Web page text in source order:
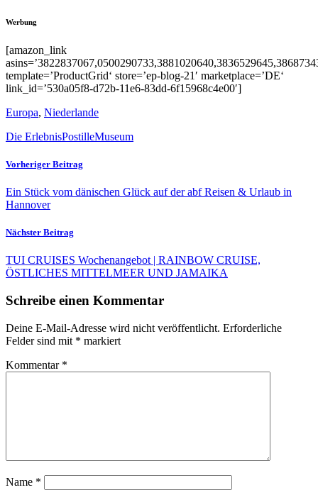
Werbung
[amazon_link
template=’ProductGrid‘ store=’ep-blog-21′ marketplace=’DE‘
link_id=’530a05f8-d72b-11e6-83dd-6f15968c4e00′]
Europa, Niederlande
Die ErlebnisPostilleMuseum
Vorheriger Beitrag
Ein Stück vom dänischen Glück auf der abf Reisen & Urlaub in
Hannover
Nächster Beitrag
TUI CRUISES Wochenangebot | RAINBOW CRUISE,
ÖSTLICHES MITTELMEER UND JAMAIKA
Schreibe einen Kommentar
Deine E-Mail-Adresse wird nicht veröffentlicht. Erforderliche
Felder sind mit * markiert
Kommentar *
Name *